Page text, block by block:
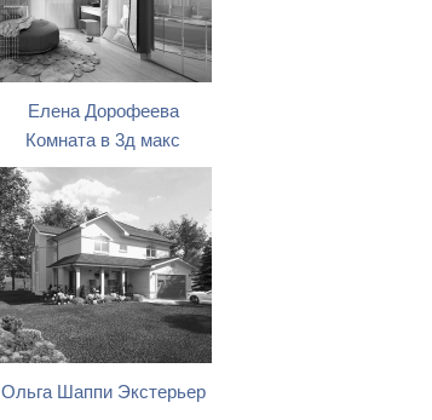
Елена Дорофеева
Комната в 3д макс
Ольга Шаппи Экстерьер